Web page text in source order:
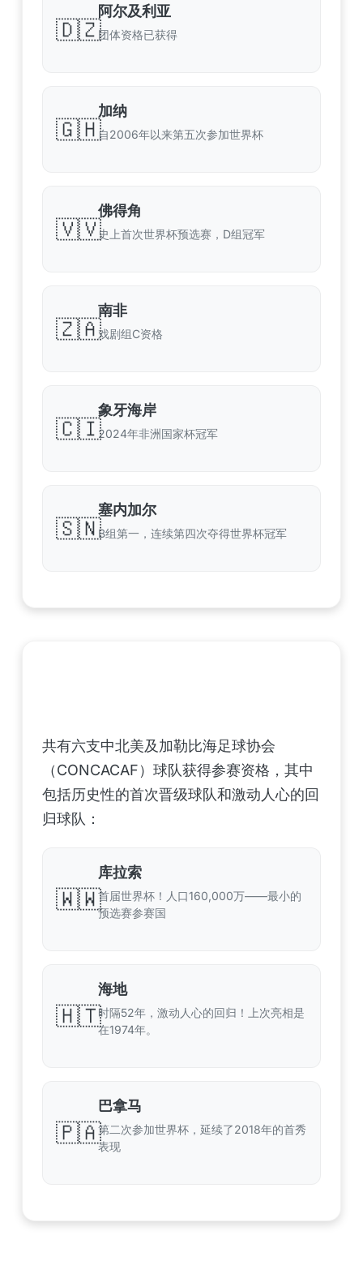
🇩🇿
阿尔及利亚
团体资格已获得
🇬🇭
加纳
自2006年以来第五次参加世界杯
🇻🇻
佛得角
史上首次世界杯预选赛，D组冠军
🇿🇦
南非
戏剧组C资格
🇨🇮
象牙海岸
2024年非洲国家杯冠军
🇸🇳
塞内加尔
B组第一，连续第四次夺得世界杯冠军
共有六支中北美及加勒比海足球协会
（CONCACAF）球队获得参赛资格，其中
包括历史性的首次晋级球队和激动人心的回
归球队：
🇼🇼
库拉索
首届世界杯！人口160,000万——最小的
预选赛参赛国
🇭🇹
海地
时隔52年，激动人心的回归！上次亮相是
在1974年。
🇵🇦
巴拿马
第二次参加世界杯，延续了2018年的首秀
表现